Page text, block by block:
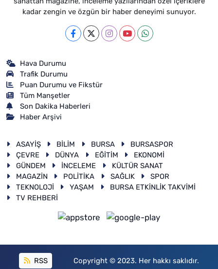
kadar zengin ve özgün bir haber deneyimi sunuyor.
Hava Durumu
Trafik Durumu
Puan Durumu ve Fikstür
Tüm Manşetler
Son Dakika Haberleri
Haber Arşivi
ASAYİŞ BİLİM BURSA
BURSASPOR
ÇEVRE
DÜNYA EĞİTİM
EKONOMİ
GÜNDEM
İNCELEME
KÜLTÜR SANAT
MAGAZİN
POLİTİKA SAĞLIK
SPOR
TEKNOLOJİ
YAŞAM
BURSA ETKİNLİK TAKVİMİ
TV REHBERİ
RSS Copyright © 2023. Her hakkı saklıdır.